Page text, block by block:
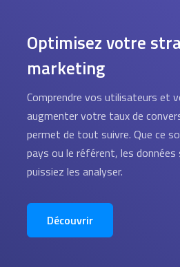
Optimisez votre
marketing
Comprendre vos utilisateurs et
augmenter votre taux de
permet de tout suivre. Que ce
pays ou le référent, les
puissiez les analyser.
Découvrir